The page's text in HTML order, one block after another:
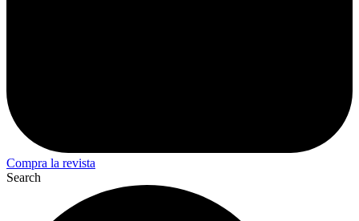
Compra la revista
Search